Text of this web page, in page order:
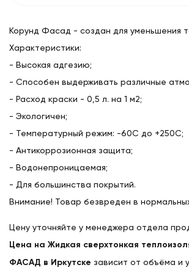
Корунд Фасад - создан для уменьшения
Характеристики:
- Высокая адгезию;
- Способен выдерживать различные
- Расход краски - 0,5 л. на 1 м2;
- Экологичен;
- Температурный режим: -60C до +250C;
- Антикоррозионная защита;
- Водонепроницаемая;
- Для большинства покрытий.
Внимание! Товар безвреден в
Цену уточняйте у менеджера отдела
Цена на Жидкая сверхтонкая
ФАСАД в Иркутске зависит от объёма и